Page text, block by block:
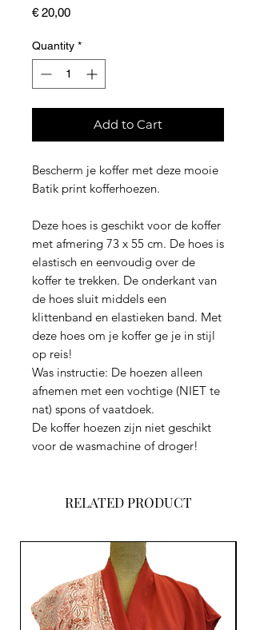
€ 20,00Price
Quantity *
Add to Cart
Bescherm je koffer met deze mooie
Batik print kofferhoezen.
Deze hoes is geschikt voor de koffer
met afmering 73 x 55 cm. De hoes is
elastisch en eenvoudig over de
koffer te trekken. De onderkant van
de hoes sluit middels een
klittenband en elastieken band. Met
deze hoes om je koffer ge je in stijl
op reis!
Was instructie: De hoezen alleen
afnemen met een vochtige (NIET te
nat) spons of vaatdoek.
De koffer hoezen zijn niet geschikt
voor de wasmachine of droger!
RELATED PRODUCT